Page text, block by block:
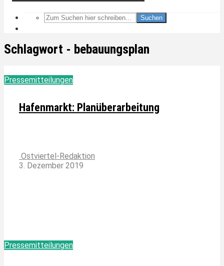
Suchen
Schlagwort - bebauungsplan
Pressemitteilungen
Hafenmarkt: Planüberarbeitung
Ostviertel-Redaktion
3. Dezember 2019
Pressemitteilungen